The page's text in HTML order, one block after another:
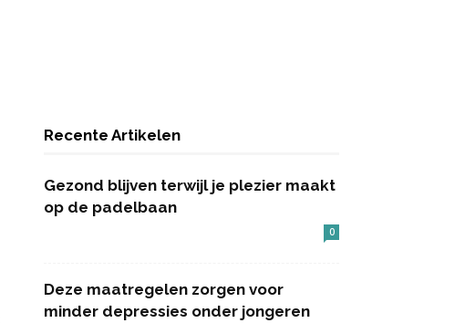
Recente Artikelen
Gezond blijven terwijl je plezier maakt
op de padelbaan
0
Deze maatregelen zorgen voor
minder depressies onder jongeren